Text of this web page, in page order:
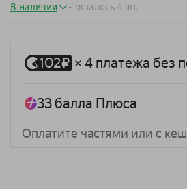
В наличии - осталось 4 шт.